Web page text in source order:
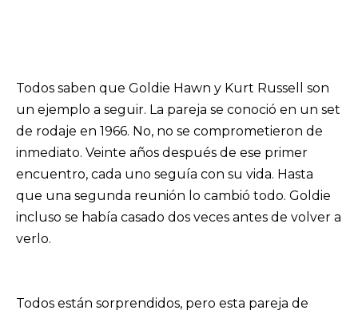
Todos saben que Goldie Hawn y Kurt Russell son
un ejemplo a seguir. La pareja se conoció en un set
de rodaje en 1966. No, no se comprometieron de
inmediato. Veinte años después de ese primer
encuentro, cada uno seguía con su vida. Hasta
que una segunda reunión lo cambió todo. Goldie
incluso se había casado dos veces antes de volver a
verlo.
Todos están sorprendidos, pero esta pareja de